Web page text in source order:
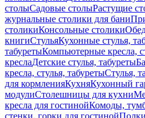
столыСадовые столыРастущие
журнальные столики для бани
столикиКонсольные столики
книгиСтульяКухонные стулья,
табуретыКомпьютерные кресла,
креслаДетские стулья, табуреты
кресла, стулья, табуретыСтулья,
для кормленияКухняКухонный
модулиСтолешницы для кухни
кресла для гостинойКомоды,
стенки, горки для гостиной